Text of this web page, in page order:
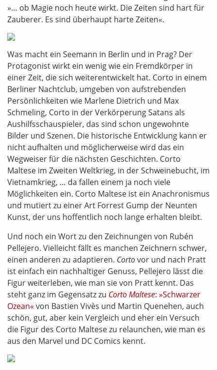
»… ob Magie noch heute wirkt. Die Zeiten sind hart für
Zauberer. Es sind überhaupt harte Zeiten«.
Was macht ein Seemann in Berlin und in Prag? Der
Protagonist wirkt ein wenig wie ein Fremdkörper in
einer Zeit, die sich weiterentwickelt hat. Corto in einem
Berliner Nachtclub, umgeben von aufstrebenden
Persönlichkeiten wie Marlene Dietrich und Max
Schmeling, Corto in der Verkörperung Satans als
Aushilfsschauspieler, das sind schon ungewohnte
Bilder und Szenen. Die historische Entwicklung kann er
nicht aufhalten und möglicherweise wird das ein
Wegweiser für die nächsten Geschichten. Corto
Maltese im Zweiten Weltkrieg, in der Schweinebucht, im
Vietnamkrieg, … da fallen einem ja noch viele
Möglichkeiten ein. Corto Maltese ist ein Anachronismus
und mutiert zu einer Art Forrest Gump der Neunten
Kunst, der uns hoffentlich noch lange erhalten bleibt.
Und noch ein Wort zu den Zeichnungen von Rubén
Pellejero. Vielleicht fällt es manchen Zeichnern schwer,
einen anderen zu adaptieren. Cortovor und nach Pratt
ist einfach ein nachhaltiger Genuss, Pellejero lässt die
Figur weiterleben, wie man sie von Pratt kennt. Das
steht ganz im Gegensatz zu Corto Maltese: »Schwarzer
Ozean« von Bastien Vivès und Martin Quenehen, auch
schön, gut, aber kein Vergleich und eher ein Versuch
die Figur des Corto Maltese zu relaunchen, wie man es
aus den Marvel und DC Comics kennt.